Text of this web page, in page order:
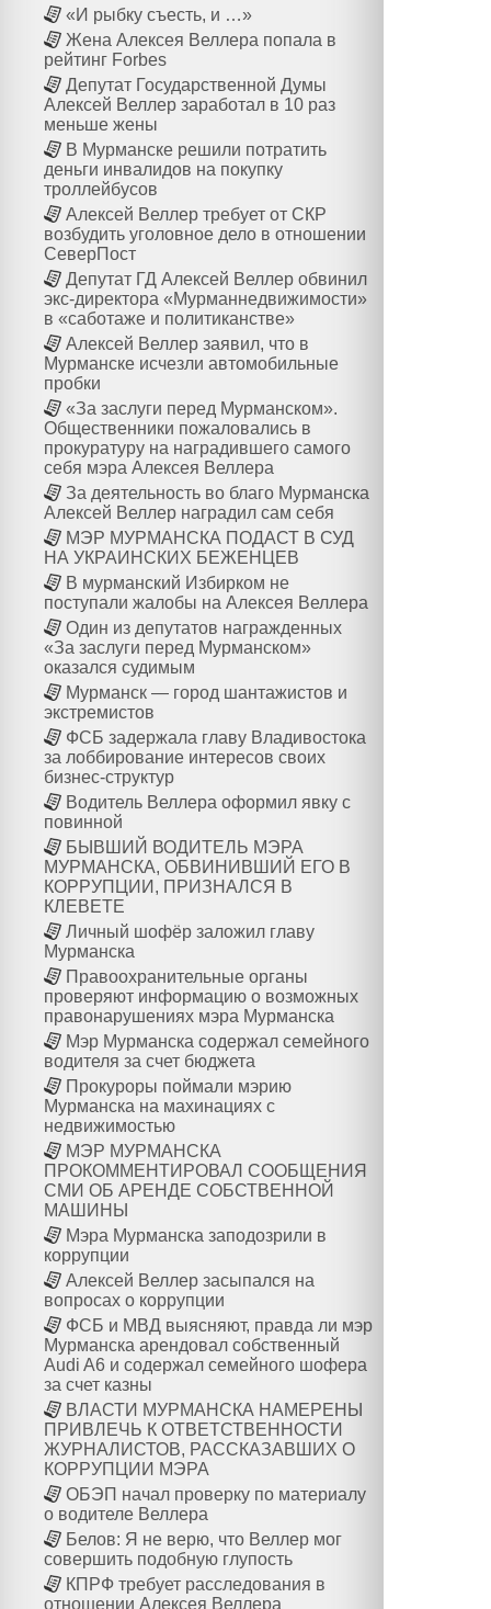
«И рыбку съесть, и …»
Жена Алексея Веллера попала в
рейтинг Forbes
Депутат Государственной Думы
Алексей Веллер заработал в 10 раз
меньше жены
В Мурманске решили потратить
деньги инвалидов на покупку
троллейбусов
Алексей Веллер требует от СКР
возбудить уголовное дело в отношении
СеверПост
Депутат ГД Алексей Веллер обвинил
экс-директора «Мурманнедвижимости»
в «саботаже и политиканстве»
Алексей Веллер заявил, что в
Мурманске исчезли автомобильные
пробки
«За заслуги перед Мурманском».
Общественники пожаловались в
прокуратуру на наградившего самого
себя мэра Алексея Веллера
За деятельность во благо Мурманска
Алексей Веллер наградил сам себя
МЭР МУРМАНСКА ПОДАСТ В СУД
НА УКРАИНСКИХ БЕЖЕНЦЕВ
В мурманский Избирком не
поступали жалобы на Алексея Веллера
Один из депутатов награжденных
«За заслуги перед Мурманском»
оказался судимым
Мурманск — город шантажистов и
экстремистов
ФСБ задержала главу Владивостока
за лоббирование интересов своих
бизнес-структур
Водитель Веллера оформил явку с
повинной
БЫВШИЙ ВОДИТЕЛЬ МЭРА
МУРМАНСКА, ОБВИНИВШИЙ ЕГО В
КОРРУПЦИИ, ПРИЗНАЛСЯ В
КЛЕВЕТЕ
Личный шофёр заложил главу
Мурманска
Правоохранительные органы
проверяют информацию о возможных
правонарушениях мэра Мурманска
Мэр Мурманска содержал семейного
водителя за счет бюджета
Прокуроры поймали мэрию
Мурманска на махинациях с
недвижимостью
МЭР МУРМАНСКА
ПРОКОММЕНТИРОВАЛ СООБЩЕНИЯ
СМИ ОБ АРЕНДЕ СОБСТВЕННОЙ
МАШИНЫ
Мэра Мурманска заподозрили в
коррупции
Алексей Веллер засыпался на
вопросах о коррупции
ФСБ и МВД выясняют, правда ли мэр
Мурманска арендовал собственный
Audi A6 и содержал семейного шофера
за счет казны
ВЛАСТИ МУРМАНСКА НАМЕРЕНЫ
ПРИВЛЕЧЬ К ОТВЕТСТВЕННОСТИ
ЖУРНАЛИСТОВ, РАССКАЗАВШИХ О
КОРРУПЦИИ МЭРА
ОБЭП начал проверку по материалу
о водителе Веллера
Белов: Я не верю, что Веллер мог
совершить подобную глупость
КПРФ требует расследования в
отношении Алексея Веллера